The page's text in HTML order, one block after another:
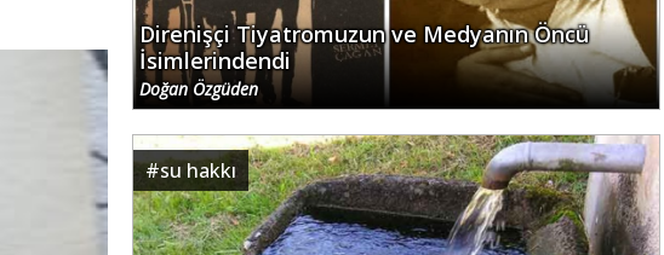
Direnişçi Tiyatromuzun ve Medyanın Öncü
İsimlerindendi
Doğan Özgüden
#su hakkı